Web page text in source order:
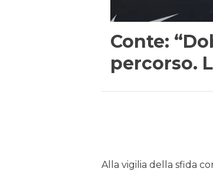
Conte:
percorso.
Alla vigilia della sfida